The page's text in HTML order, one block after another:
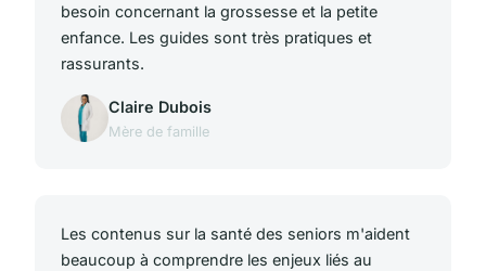
besoin concernant la grossesse et la petite
enfance. Les guides sont très pratiques et
rassurants.
Claire Dubois
Mère de famille
Les contenus sur la santé des seniors m'aident
beaucoup à comprendre les enjeux liés au